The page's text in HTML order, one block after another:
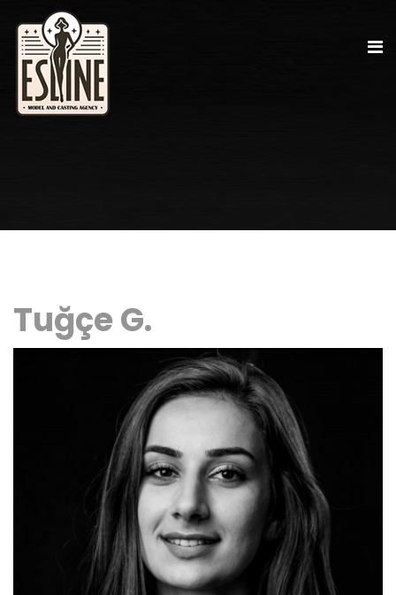
Tuğçe G.